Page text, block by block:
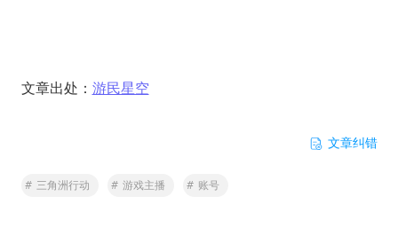
文章出处： 游民星空
文章纠错
# 三角洲行动 # 游戏主播 # 账号